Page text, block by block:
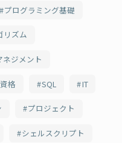
プログラミング基礎
リズム
ネジメント
資格 SQL IT
プロジェクト
シェルスクリプト